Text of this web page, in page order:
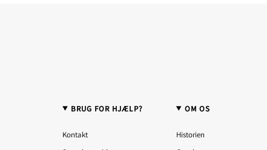
BRUG FOR HJÆLP?
Kontakt
OM OS
Historien